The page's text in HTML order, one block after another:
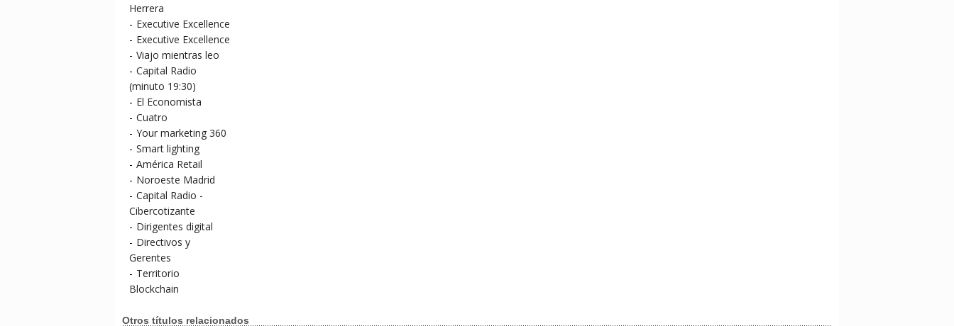
Herrera
- Executive Excellence
- Executive Excellence
- Viajo mientras leo
- Capital Radio
(minuto 19:30)
- El Economista
- Cuatro
- Your marketing 360
- Smart lighting
- América Retail
- Noroeste Madrid
- Capital Radio -
Cibercotizante
- Dirigentes digital
- Directivos y
Gerentes
- Territorio
Blockchain
Otros títulos relacionados